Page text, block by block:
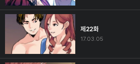
제22화
17.03.05